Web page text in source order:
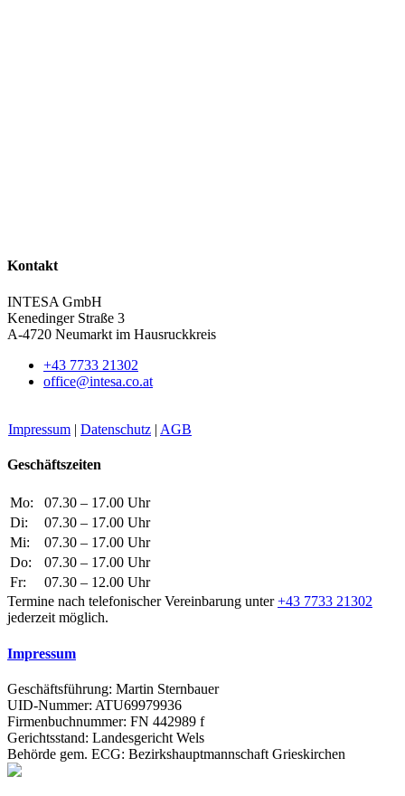
Kontakt
INTESA GmbH
Kenedinger Straße 3
A-4720 Neumarkt im Hausruckkreis
+43 7733 21302
office@​intesa.co.at
Impressum | Datenschutz | AGB
Geschäftszeiten
Mo:
07.30 – 17.00 Uhr
Di:
07.30 – 17.00 Uhr
Mi:
07.30 – 17.00 Uhr
Do:
07.30 – 17.00 Uhr
Fr:
07.30 – 12.00 Uhr
Termine nach telefonischer Vereinbarung unter+43 7733 21302
jederzeit möglich.
Impressum
Geschäftsführung: Martin Sternbauer
UID-Nummer: ATU69979936
Firmenbuchnummer: FN 442989 f
Gerichtsstand: Landesgericht Wels
Behörde gem. ECG: Bezirkshauptmannschaft Grieskirchen